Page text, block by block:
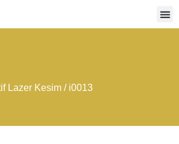
Lazer Kesim / i0013